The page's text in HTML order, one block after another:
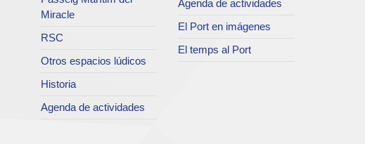
Miracle
RSC
Otros espacios lúdicos
Historia
Agenda de actividades
Agenda de actividades
El Port en imágenes
El temps al Port